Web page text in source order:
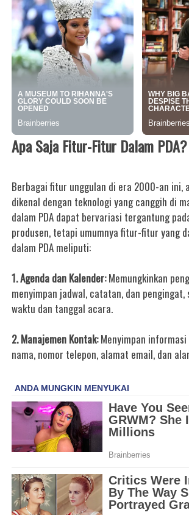
Apa Saja Fitur-Fitur Dalam PDA?
Berbagai fitur unggulan di era 2000-an ini,
dikenal dengan teknologi yang canggih di
dalam PDA dapat bervariasi tergantung
produsen, tetapi umumnya fitur-fitur yang
dalam PDA meliputi:
1. Agenda dan Kalender:Memungkinkan
menyimpan jadwal, catatan, dan
waktu dan tanggal acara.
2. Manajemen Kontak:Menyimpan
nama, nomor telepon, alamat email, dan